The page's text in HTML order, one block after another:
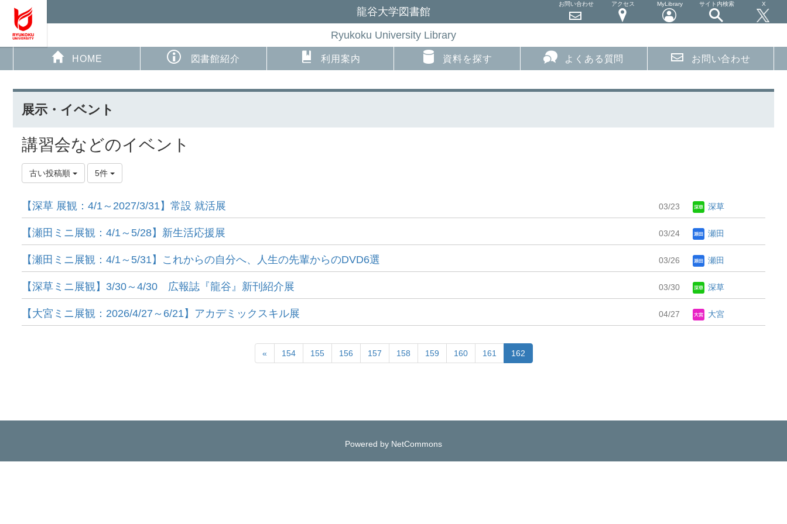
龍谷大学図書館
Ryukoku University Library
お問い合わせ アクセス MyLibrary サイト内検索 X
HOME 図書館紹介 利用案内 資料を探す よくある質問 お問い合わせ
展示・イベント
講習会などのイベント
古い投稿順 5件
【深草 展観：4/1～2027/3/31】常設 就活展 03/23 深草
【瀬田ミニ展観：4/1～5/28】新生活応援展 03/24 瀬田
【瀬田ミニ展観：4/1～5/31】これからの自分へ、人生の先輩からのDVD6選 03/26 瀬田
【深草ミニ展観】3/30～4/30 広報誌『龍谷』 新刊紹介展 03/30 深草
【大宮ミニ展観：2026/4/27～6/21】アカデミックスキル展 04/27 大宮
« 154 155 156 157 158 159 160 161 162
Powered by NetCommons